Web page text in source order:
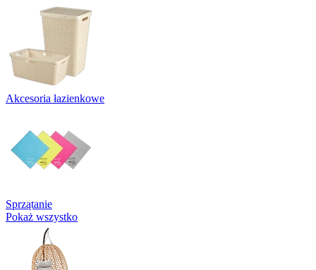
Akcesoria łazienkowe
Sprzątanie
Pokaż wszystko